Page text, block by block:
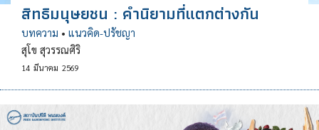
สิทธิมนุษยชน : คำนิยามที่แตกต่างกัน
บทความ • แนวคิด-ปรัชญา
สุโข สุวรรณศิริ
14 มีนาคม 2569